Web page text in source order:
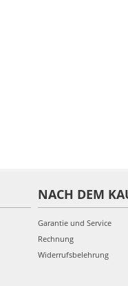
NACH DEM
Garantie und Service
Rechnung
Widerrufsbelehrung